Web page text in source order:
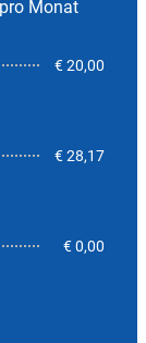
Monat
€ 20,00
€ 28,17
€ 0,00